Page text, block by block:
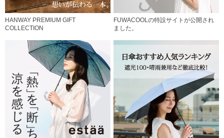
HANWAY PREMIUM GIFT
COLLECTION
FUWACOOLの特設サイトが公開され
ました。